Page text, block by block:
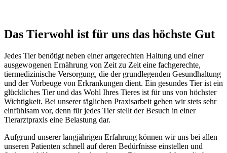
Das Tierwohl ist für uns das höchste Gut
Jedes Tier benötigt neben einer artgerechten Haltung und einer
ausgewogenen Ernährung von Zeit zu Zeit eine fachgerechte,
tiermedizinische Versorgung, die der grundlegenden Gesundhaltung
und der Vorbeuge von Erkrankungen dient. Ein gesundes Tier ist ein
glückliches Tier und das Wohl Ihres Tieres ist für uns von höchster
Wichtigkeit. Bei unserer täglichen Praxisarbeit gehen wir stets sehr
einfühlsam vor, denn für jedes Tier stellt der Besuch in einer
Tierarztpraxis eine Belastung dar.
Aufgrund unserer langjährigen Erfahrung können wir uns bei allen
unseren Patienten schnell auf deren Bedürfnisse einstellen und